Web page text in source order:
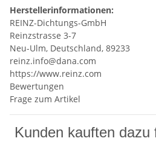
Herstellerinformationen:
REINZ-Dichtungs-GmbH
Reinzstrasse 3-7
Neu-Ulm, Deutschland, 89233
reinz.info@dana.com
https://www.reinz.com
Bewertungen
Frage zum Artikel
Kunden kauften dazu